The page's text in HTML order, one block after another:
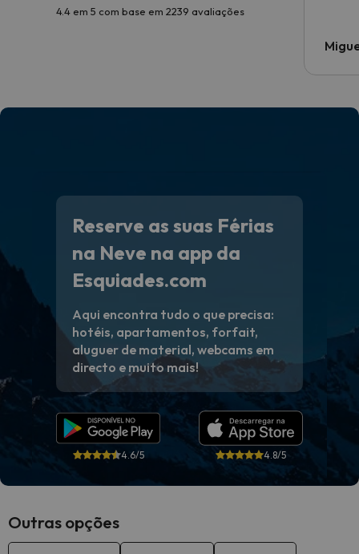
4.4 em 5 com base em 2239 avaliações
Reserve as suas Férias
na Neve na app da
Esquiades.com
Aqui encontra tudo o que precisa:
hotéis, apartamentos, forfait,
aluguer de material, webcams em
directo e muito mais!
4.6/5 4.8/5
Outras opções